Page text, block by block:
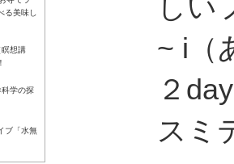
しい
~ i（
２
スミ
る美味し
瞑想講
科学の探
ブ「水無